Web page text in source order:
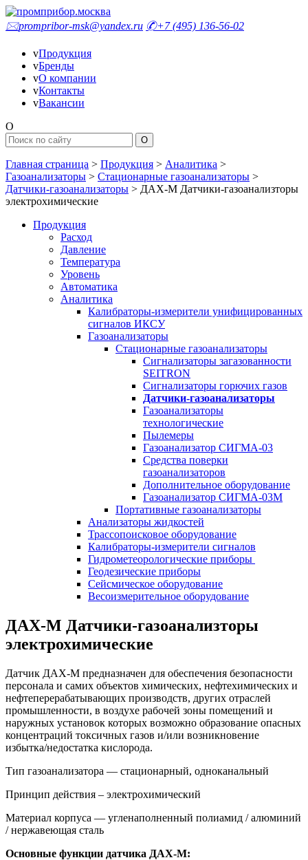
🖂prompribor-msk@yandex.ru ✆+7 (495) 136-56-02
vПродукция
vБренды
vО компании
vКонтакты
vВакансии
O
Главная страница > Продукция > Аналитика >
Газоанализаторы > Стационарные газоанализаторы >
Датчики-газоанализаторы > ДАХ-М Датчики-газоанализторы
электрохимические
Продукция
Расход
Давление
Температура
Уровень
Автоматика
Аналитика
Калибраторы-измерители унифицированных
сигналов ИКСУ
Газоанализаторы
Стационарные газоанализаторы
Сигнализаторы загазованности
SEITRON
Сигнализаторы горючих газов
Датчики-газоанализаторы
Газоанализаторы
технологические
Пылемеры
Газоанализатор СИГМА-03
Средства поверки
газоанализаторов
Дополнительное оборудование
Газоанализатор СИГМА-03М
Портативные газоанализаторы
Анализаторы жидкостей
Трассопоисковое оборудование
Калибраторы-измерители сигналов
Гидрометеорологические приборы
Геодезические приборы
Сейсмическое оборудование
Весоизмерительное оборудование
ДАХ-М Датчики-газоанализторы
электрохимические
Датчик ДАХ-М предназначен для обеспечения безопасности
персонала и самих объектов химических, нефтехимических и
нефтеперерабатывающих производств, других отраслей
промышленности, в воздухе рабочей зоны помещений и
наружных установок которых возможно образование опасных
концентраций токсичных газов и/или возникновение
избытка/недостатка кислорода.
Тип газоанализатора — стационарный, одноканальный
Принцип действия – электрохимический
Материал корпуса — угленаполненный полиамид / алюминий
/ нержавеющая сталь
Основные функции датчика ДАХ-М: